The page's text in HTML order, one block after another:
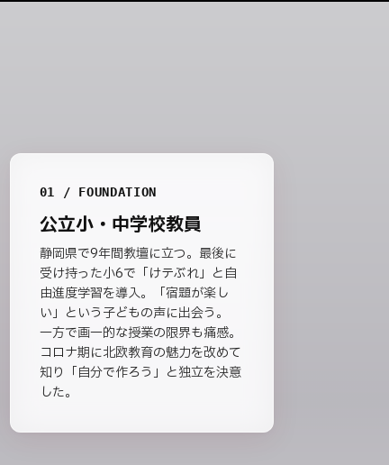
01 / FOUNDATION
公立小・中学校教員
静岡県で9年間教壇に立つ。最後に
受け持った小6で「けテぶれ」と自
由進度学習を導入。「宿題が楽し
い」という子どもの声に出会う。
一方で画一的な授業の限界も痛感。
コロナ期に北欧教育の魅力を改めて
知り「自分で作ろう」と独立を決意
した。